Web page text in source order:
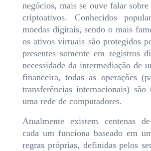
negócios, mais se ouve falar
criptoativos. Conhecidos
moedas digitais, sendo o mais
os ativos virtuais são protegidos
presentes somente em registros
necessidade da intermediação de
financeira, todas as operações
transferências internacionais) são
uma rede de computadores.
Atualmente existem centenas
cada um funciona baseado em
regras próprias, definidas pelos